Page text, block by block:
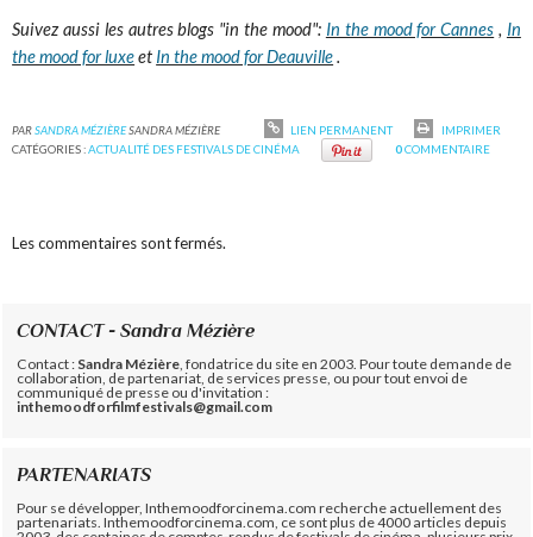
Suivez aussi les autres blogs "in the mood": In the mood for Cannes , In
the mood for luxeet In the mood for Deauville.
PARSANDRA MÉZIÈRESANDRA MÉZIÈRE LIEN PERMANENT
IMPRIMER
CATÉGORIES :ACTUALITÉ DES FESTIVALS DE CINÉMA 0COMMENTAIRE
Les commentaires sont fermés.
CONTACT - Sandra Mézière
Contact : Sandra Mézière , fondatrice du site en 2003. Pour toute demande de
collaboration, de partenariat, de services presse, ou pour tout envoi de
communiqué de presse ou d'invitation :
inthemoodforfilmfestivals@gmail.com
PARTENARIATS
Pour se développer, Inthemoodforcinema.com recherche actuellement des
partenariats. Inthemoodforcinema.com, ce sont plus de 4000 articles depuis